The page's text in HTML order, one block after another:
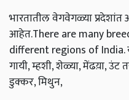
भारतातील वेगवेगळ्या
आहेत.There are many
different regions of India.
गायी, म्हशी, शेळ्या, मेंढय़ा,
डुक्कर, मिथुन,